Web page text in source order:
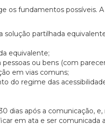
os fundamentos possíveis.
partilhada
equivalente;
ou bens (com
em vias comuns;
do regime das
dias após a comunicação,
em ata e ser comunicada